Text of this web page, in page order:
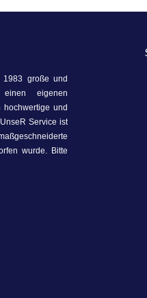
1983 große und
einen eigenen
und
Service ist
wurde. Bitte